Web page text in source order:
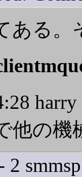
ある。
他の機